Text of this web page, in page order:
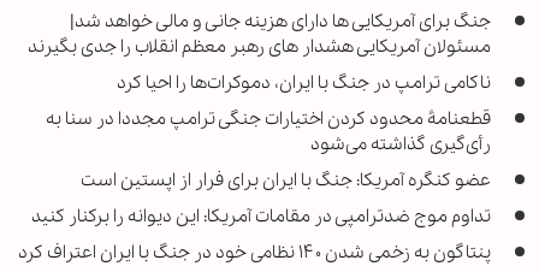
جنگ برای آمریکایی ها دارای هزینه جانی و مالی خواهد شد|
مسئولان آمریکایی هشدار های رهبر معظم انقلاب را جدی بگیرند
ناکامی ترامپ در جنگ با ایران، دموکرات‌ها را احیا کرد
قطعنامۀ محدود کردن اختیارات جنگی ترامپ مجددا در سنا به‌
رأی‌گیری گذاشته می‌شود
عضو کنگره آمریکا: جنگ با ایران برای فرار از اپستین است
تداوم موج ضدترامپی در مقامات آمریکا: این دیوانه را برکنار کنید
پنتاگون به زخمی شدن ۱۴۰ نظامی خود در جنگ با ایران اعتراف کرد